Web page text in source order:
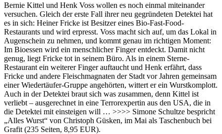
Bernie Kittel und Henk Voss wollen es noch einmal miteinander
versuchen. Gleich der erste Fall ihrer neu gegründeten Detektei hat
es in sich: Heiner Fricke ist Besitzer eines Bio-Fast-Food-
Restaurants und wird erpresst. Voss macht sich auf, um das Lokal in
Augenschein zu nehmen, und kommt genau im richtigen Moment:
Im Bioessen wird ein menschlicher Finger entdeckt. Damit nicht
genug, liegt Fricke tot in seinem Büro. Als in einem Sterne-
Restaurant ein weiterer Finger auftaucht und Henk erfährt, dass
Fricke und andere Fleischmagnaten der Stadt vor Jahren gemeinsam
einer Wiedertäufer-Gruppe angehörten, wittert er ein Wurstkomplott.
Auch in der Detektei braut sich was zusammen, denn Kittel ist
verliebt – ausgerechnet in eine Terrorexpertin aus den USA, die in
die Detektei mit einsteigen will … >>>> Simone Schultze bespricht
„Alles Wurst“ von Christoph Güsken, im Mai als Taschenbuch bei
Grafit (235 Seiten, 8,95 EUR).